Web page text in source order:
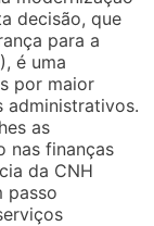
decisão, que
para a
é uma
por maior
administrativos.
as
nas finanças
da CNH
passo